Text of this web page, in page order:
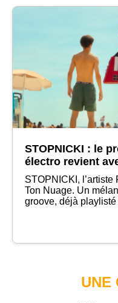
STOPNICKI : le
électro revient
STOPNICKI,
Ton Nuage. Un
groove, déjà playlisté
UNE